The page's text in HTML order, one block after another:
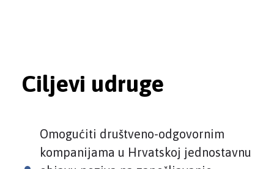
Ciljevi udruge
Omogućiti društveno-odgovornim
kompanijama u Hrvatskoj jednostavnu